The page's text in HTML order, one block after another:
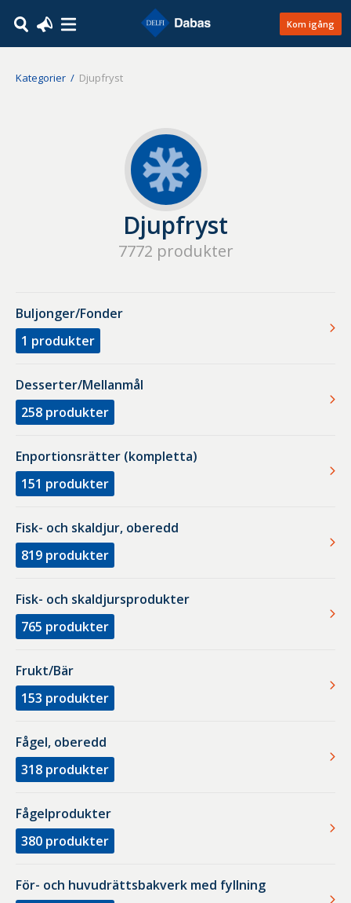
Kom igång
Kategorier Djupfryst
Djupfryst
7772 produkter
Buljonger/Fonder
1 produkter
Desserter/Mellanmål
258 produkter
Enportionsrätter (kompletta)
151 produkter
Fisk- och skaldjur, oberedd
819 produkter
Fisk- och skaldjursprodukter
765 produkter
Frukt/Bär
153 produkter
Fågel, oberedd
318 produkter
Fågelprodukter
380 produkter
För- och huvudrättsbakverk med fyllning